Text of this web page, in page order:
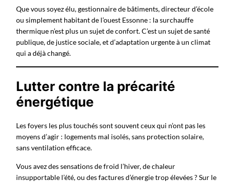
Que vous soyez élu, gestionnaire de bâtiments, directeur d’école
ou simplement habitant de l’ouest Essonne : la surchauffe
thermique n’est plus un sujet de confort. C’est un sujet de santé
publique, de justice sociale, et d’adaptation urgente à un climat
qui a déjà changé.
Lutter contre la précarité
énergétique
Les foyers les plus touchés sont souvent ceux qui n’ont pas les
moyens d’agir : logements mal isolés, sans protection solaire,
sans ventilation efficace.
Vous avez des sensations de froid l’hiver, de chaleur
insupportable l’été, ou des factures d’énergie trop élevées ? Sur le